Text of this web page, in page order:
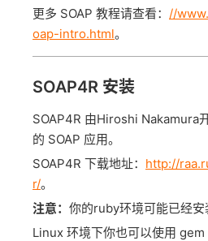
更多 SOAP 教程请查看： //
oap-intro.html。
SOAP4R 安装
SOAP4R 由Hiroshi Nakamura
的 SOAP 应用。
SOAP4R 下载地址： http://
r/。
注意： 你的ruby环境可能已经安
Linux 环境下你也可以使用